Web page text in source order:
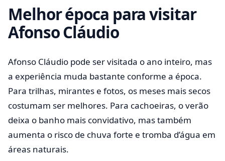
Melhor época para visitar
Afonso Cláudio
Afonso Cláudio pode ser visitada o ano inteiro, mas
a experiência muda bastante conforme a época.
Para trilhas, mirantes e fotos, os meses mais secos
costumam ser melhores. Para cachoeiras, o verão
deixa o banho mais convidativo, mas também
aumenta o risco de chuva forte e tromba d’água em
áreas naturais.